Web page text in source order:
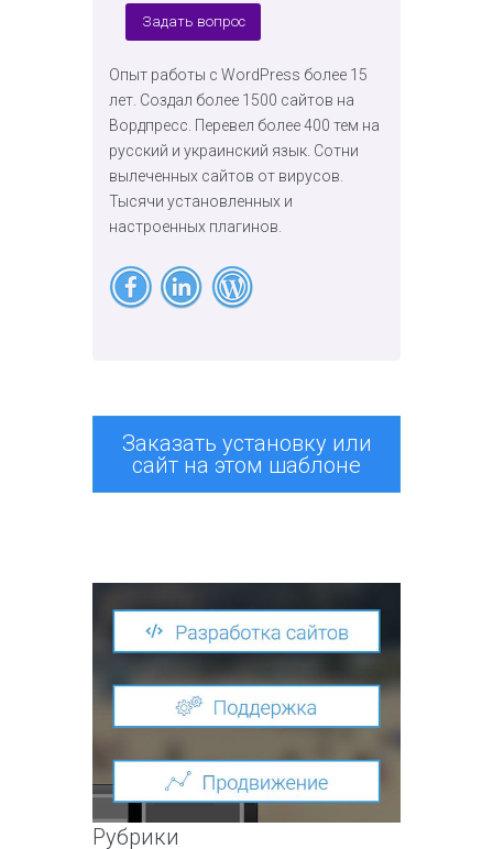
Задать вопрос
Опыт работы с WordPress более 15
лет. Создал более 1500 сайтов на
Вордпресс. Перевел более 400 тем на
русский и украинский язык. Сотни
вылеченных сайтов от вирусов.
Тысячи установленных и
настроенных плагинов.
Заказать установку или
сайт на этом шаблоне
Рубрики